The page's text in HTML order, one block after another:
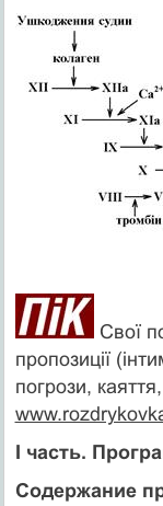
Свої
пропозиції
погрози,
I часть.
Содержание